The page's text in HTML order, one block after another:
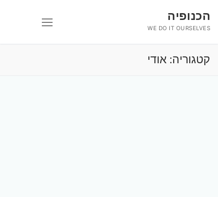
לתוכןהכנופיה
WE DO IT OURSELVES
קטגוריה: אודי